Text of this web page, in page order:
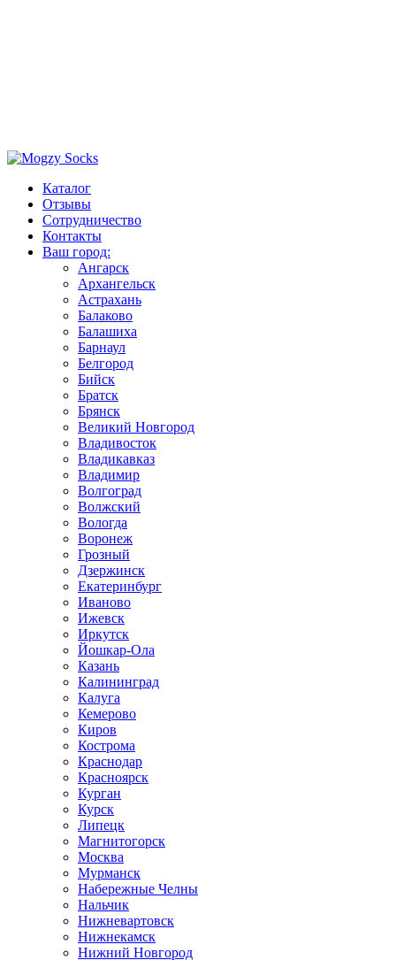
Каталог
Отзывы
Сотрудничество
Контакты
Ваш город:
Ангарск
Архангельск
Астрахань
Балаково
Балашиха
Барнаул
Белгород
Бийск
Братск
Брянск
Великий Новгород
Владивосток
Владикавказ
Владимир
Волгоград
Волжский
Вологда
Воронеж
Грозный
Дзержинск
Екатеринбург
Иваново
Ижевск
Иркутск
Йошкар-Ола
Казань
Калининград
Калуга
Кемерово
Киров
Кострома
Краснодар
Красноярск
Курган
Курск
Липецк
Магнитогорск
Москва
Мурманск
Набережные Челны
Нальчик
Нижневартовск
Нижнекамск
Нижний Новгород